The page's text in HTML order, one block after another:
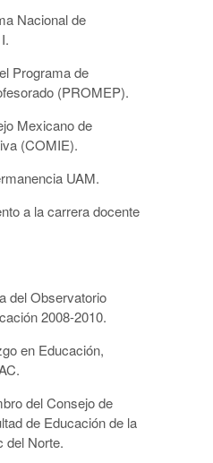
Nacional de
Programa de
(PROMEP).
Mexicano de
(COMIE).
UAM.
a la carrera docente
del Observatorio
2008-2010.
en Educación,
del Consejo de
de Educación de la
del Norte.